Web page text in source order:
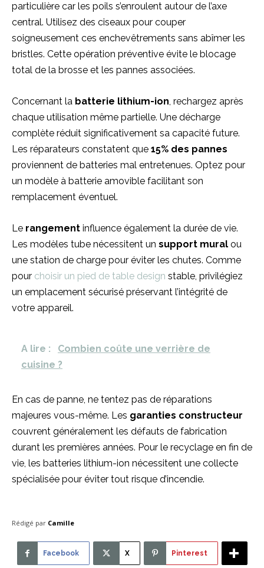
particulière car les poils s’enroulent autour de l’axe
central. Utilisez des ciseaux pour couper
soigneusement ces enchevêtrements sans abîmer les
bristles. Cette opération préventive évite le blocage
total de la brosse et les pannes associées.
Concernant la batterie lithium-ion, rechargez après
chaque utilisation même partielle. Une décharge
complète réduit significativement sa capacité future.
Les réparateurs constatent que 15% des pannes
proviennent de batteries mal entretenues. Optez pour
un modèle à batterie amovible facilitant son
remplacement éventuel.
Le rangement influence également la durée de vie.
Les modèles tube nécessitent un support mural ou
une station de charge pour éviter les chutes. Comme
pour choisir un pied de table design stable, privilégiez
un emplacement sécurisé préservant l’intégrité de
votre appareil.
A lire :
Combien coûte une verrière de
cuisine ?
En cas de panne, ne tentez pas de réparations
majeures vous-même. Les garanties constructeur
couvrent généralement les défauts de fabrication
durant les premières années. Pour le recyclage en fin de
vie, les batteries lithium-ion nécessitent une collecte
spécialisée pour éviter tout risque d’incendie.
Rédigé par Camille
Facebook X Pinterest